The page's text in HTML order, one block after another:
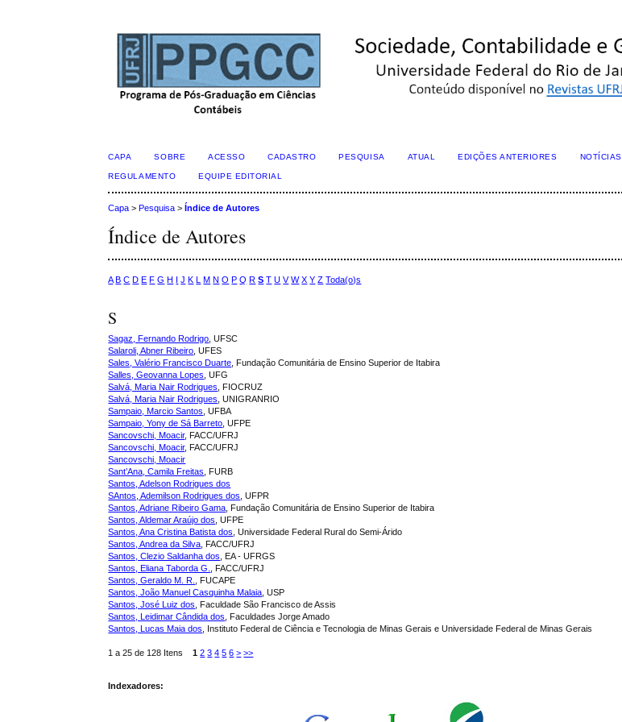
CAPA SOBRE ACESSO CADASTRO PESQUISA ATUAL EDIÇÕES ANTERIORES NOTÍCIAS
REGULAMENTO EQUIPE EDITORIAL
Capa >Pesquisa >Índice de Autores
Índice de Autores
A B C D E F G H I J K L M N O P Q R S T U V W X Y Z Toda(o)s
S
Sagaz, Fernando Rodrigo , UFSC
Salaroli, Abner Ribeiro , UFES
Sales, Valério Francisco Duarte , Fundação Comunitária de Ensino Superior de Itabira
Salles, Geovanna Lopes , UFG
Salvá, Maria Nair Rodrigues
, FIOCRUZ
Salvá, Maria Nair Rodrigues , UNIGRANRIO
Sampaio, Marcio Santos , UFBA
Sampaio, Yony de Sá Barreto , UFPE
Sancovschi, Moacir, FACC/UFRJ
Sancovschi, Moacir, FACC/UFRJ
Sancovschi, Moacir
Sant’Ana, Camila Freitas
, FURB
Santos, Adelson Rodrigues dos
SAntos, Ademilson Rodrigues dos , UFPR
Santos, Adriane Ribeiro Gama , Fundação Comunitária de Ensino Superior de Itabira
Santos, Aldemar Araújo dos , UFPE
Santos, Ana Cristina Batista dos , Universidade Federal Rural do Semi-Árido
Santos, Andrea da Silva , FACC/UFRJ
Santos, Clezio Saldanha dos
, EA - UFRGS
Santos, Eliana Taborda G.
, FACC/UFRJ
Santos, Geraldo M. R.
, FUCAPE
Santos, João Manuel Casquinha Malaia , USP
Santos, José Luiz dos
, Faculdade São Francisco de Assis
Santos, Leidimar Cândida dos
, Faculdades Jorge Amado
Santos, Lucas Maia dos
, Instituto Federal de Ciência e Tecnologia de Minas Gerais e Universidade Federal de Minas Gerais
1 a 25 de 128 Itens1 2 3 4 5 6 > >>
Indexadores: